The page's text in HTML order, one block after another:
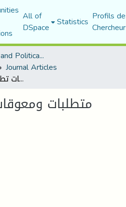
All of
DSpace Statistics Profils
Faculty of Law and Political Science
Journal Articles
متطلبات ومعوقات تطبيق الإدارة الإلكترونية
متطلبات